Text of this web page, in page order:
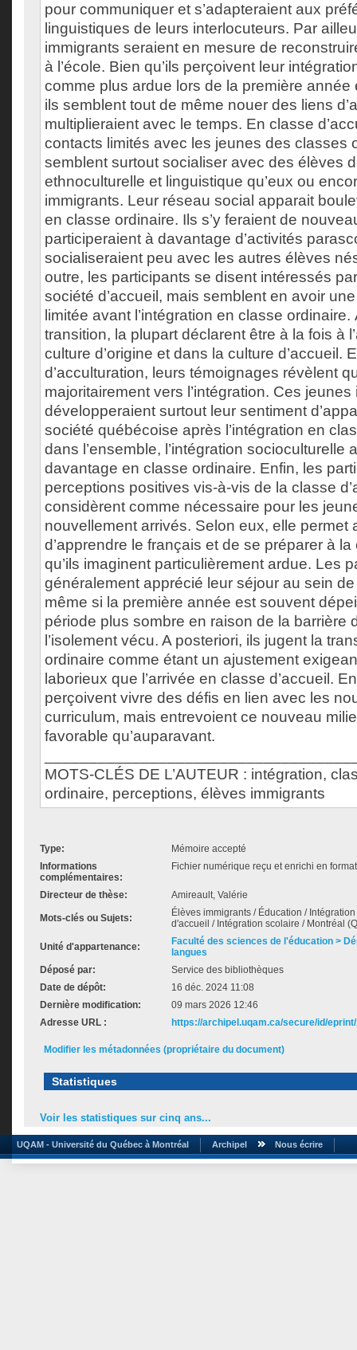
pour communiquer et s’adapteraient aux
linguistiques de leurs interlocuteurs. Par
immigrants seraient en mesure de
à l’école. Bien qu’ils perçoivent leur
comme plus ardue lors de la première année
ils semblent tout de même nouer des liens
multiplieraient avec le temps. En classe
contacts limités avec les jeunes des classes
semblent surtout socialiser avec des élèves
ethnoculturelle et linguistique qu’eux ou
immigrants. Leur réseau social apparait
en classe ordinaire. Ils s’y feraient de
participeraient à davantage d’activités
socialiseraient peu avec les autres élèves
outre, les participants se disent intéressés
société d’accueil, mais semblent en avoir
limitée avant l’intégration en classe
transition, la plupart déclarent être à la fois à
culture d’origine et dans la culture d’accueil.
d’acculturation, leurs témoignages révèlent
majoritairement vers l’intégration. Ces jeunes
développeraient surtout leur sentiment
société québécoise après l’intégration en
dans l’ensemble, l’intégration socioculturelle
davantage en classe ordinaire. Enfin, les
perceptions positives vis-à-vis de la classe
considèrent comme nécessaire pour les
nouvellement arrivés. Selon eux, elle permet
d’apprendre le français et de se préparer à
qu’ils imaginent particulièrement ardue. Les
généralement apprécié leur séjour au sein
même si la première année est souvent
période plus sombre en raison de la barrière
l’isolement vécu. A posteriori, ils jugent la
ordinaire comme étant un ajustement
laborieux que l’arrivée en classe d’accueil.
perçoivent vivre des défis en lien avec les
curriculum, mais entrevoient ce nouveau
favorable qu’auparavant.
MOTS-CLÉS DE L’AUTEUR : intégration,
ordinaire, perceptions, élèves immigrants
Type:
Mémoire accepté
Informations
complémentaires:
Fichier numérique reçu et enrichi en
Directeur de thèse: Amireault, Valérie
Mots-clés ou Sujets:
Élèves immigrants / Éducation /
d'accueil / Intégration scolaire / Montréal
Unité d'appartenance:
Faculté des sciences de l'éducation >
langues
Déposé par:
Service des bibliothèques
Date de dépôt:
16 déc. 2024 11:08
Dernière modification:
09 mars 2026 12:46
Adresse URL :
https://archipel.uqam.ca/secure/id/
Modifier les métadonnées (propriétaire du document)
Statistiques
Voir les statistiques sur cinq ans...
UQAM - Université du Québec à Montréal Archipel Nous écrire